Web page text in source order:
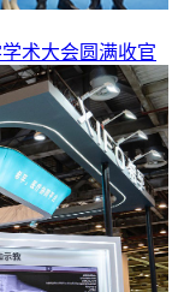
术大会圆满收官